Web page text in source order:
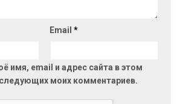
Email *
имя, email и адрес сайта в этом
моих комментариев.